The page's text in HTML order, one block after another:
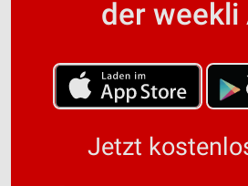
der weekli
Jetzt